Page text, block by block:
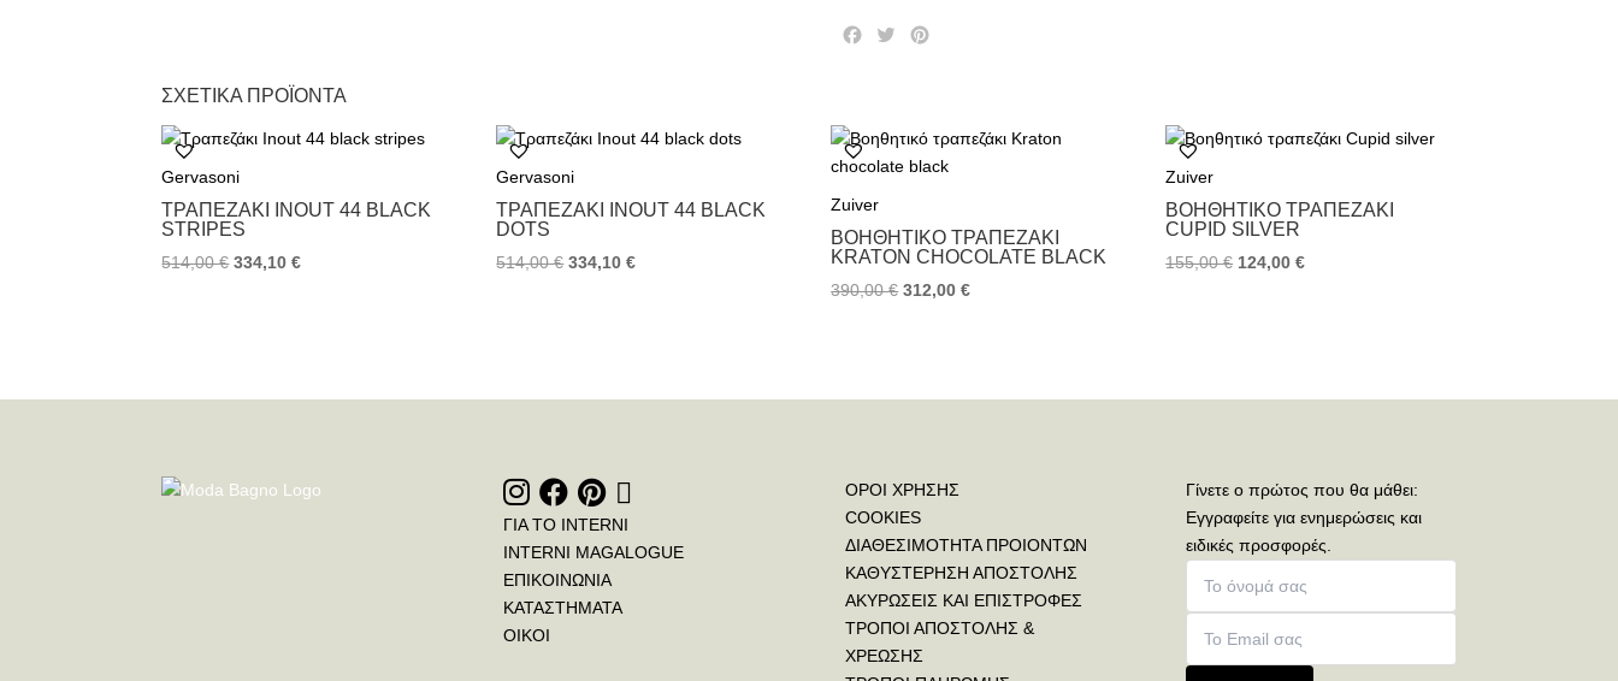
cm
o
k
e
r
e
t
ΣΧΕΤΙΚΆ ΠΡΟΪΌΝΤΑ
Gervasoni
ΤΡΑΠΕΖΆΚΙ INOUT 44 BLACK
STRIPES
514,00€ 334,10€
Gervasoni
ΤΡΑΠΕΖΆΚΙ INOUT 44 BLACK
DOTS
514,00€ 334,10€
Zuiver
ΒΟΗΘΗΤΙΚΌ ΤΡΑΠΕΖΆΚΙ
KRATON CHOCOLATE BLACK
390,00€ 312,00€
Zuiver
ΒΟΗΘΗΤΙΚΌ ΤΡΑΠΕΖΆΚΙ
CUPID SILVER
155,00€ 124,00€
ΓΙΑ ΤΟ INTERNI
INTERNI MAGALOGUE
ΕΠΙΚΟΙΝΩΝΙΑ
ΚΑΤΑΣΤΗΜΑΤΑ
ΟΙΚΟΙ
ΟΡΟΙ ΧΡΗΣΗΣ
COOKIES
ΔΙΑΘΕΣΙΜΟΤΗΤΑ ΠΡΟΙΟΝΤΩΝ
ΚΑΘΥΣΤΕΡΗΣΗ ΑΠΟΣΤΟΛΗΣ
ΑΚΥΡΩΣΕΙΣ ΚΑΙ ΕΠΙΣΤΡΟΦΕΣ
ΤΡΟΠΟΙ ΑΠΟΣΤΟΛΗΣ &
ΧΡΕΩΣΗΣ
Γίνετε ο πρώτος που θα μάθει:
Εγγραφείτε για ενημερώσεις και
ειδικές προσφορές.